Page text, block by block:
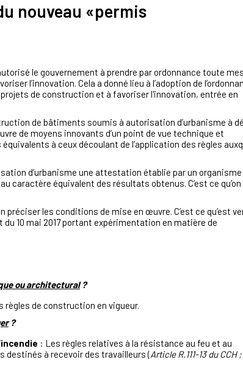
nouveau «permis
le gouvernement à prendre par ordonnance toute
l’innovation. Cela a donné lieu à l’adoption de
de construction et à favoriser l'innovation, entrée en
de bâtiments soumis à autorisation d’urbanisme à
de moyens innovants d’un point de vue technique et
à ceux découlant de l’application des règles
d’urbanisme une attestation établie par un organisme
équivalent des résultats obtenus. C’est ce qu’on
préciser les conditions de mise en œuvre. C’est ce qu’est
du 10 mai 2017 portant expérimentation en matière de
ou architectural?
règles de construction en vigueur.
?
: Les règles relatives à la résistance au feu et au
à recevoir des travailleurs (Article R.111-13 du CCH ;